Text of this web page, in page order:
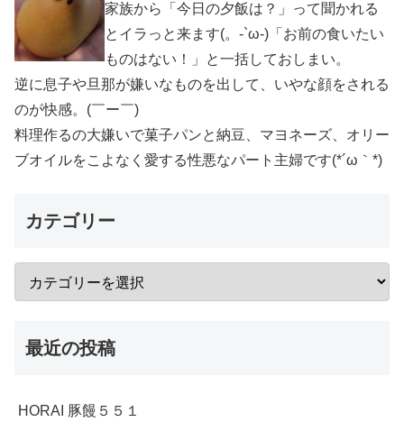
家族から「今日の夕飯は？」って聞かれる
とイラっと来ます(。-`ω-)「お前の食いたい
ものはない！」と一括しておしまい。
逆に息子や旦那が嫌いなものを出して、いやな顔をされる
のが快感。(￣ー￣)
料理作るの大嫌いで菓子パンと納豆、マヨネーズ、オリー
ブオイルをこよなく愛する性悪なパート主婦です(*´ω｀*)
カテゴリー
最近の投稿
HORAI 豚饅５５１